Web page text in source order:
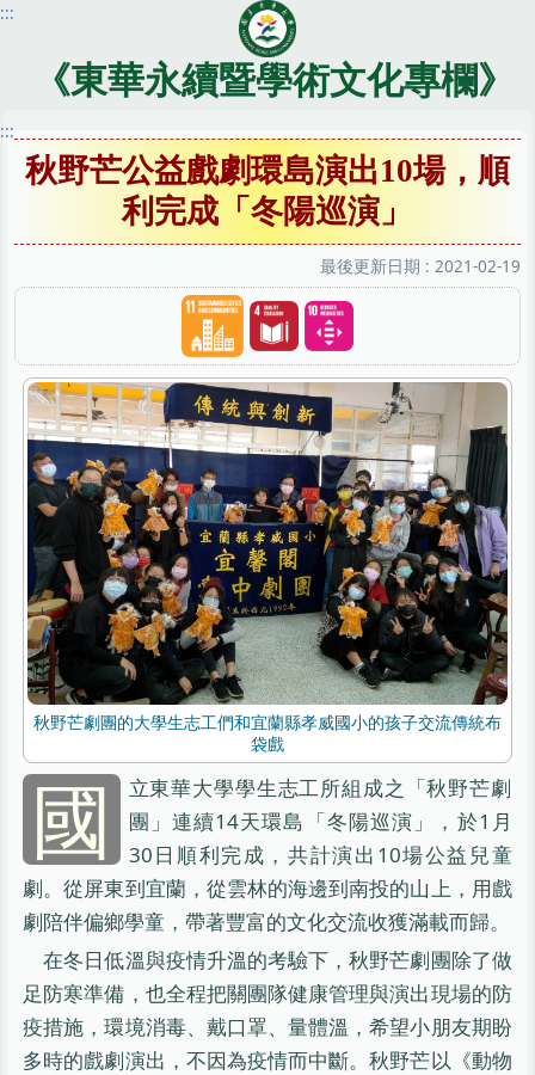
跳
內
區
:::
《東華永續暨學術文化專欄》
:::
秋野芒公益戲劇環島演出10場，順
利完成「冬陽巡演」
最後更新日期 : 2021-02-19
秋野芒劇團的大學生志工們和宜蘭縣孝威國小的孩子交流傳統布
袋戲
國
立東華大學學生志工所組成之「秋野芒劇
團」連續14天環島「冬陽巡演」，於1月
30日順利完成，共計演出10場公益兒童
劇。從屏東到宜蘭，從雲林的海邊到南投的山上，用戲
劇陪伴偏鄉學童，帶著豐富的文化交流收獲滿載而歸。
在冬日低溫與疫情升溫的考驗下，秋野芒劇團除了做
足防寒準備，也全程把關團隊健康管理與演出現場的防
疫措施，環境消毒、戴口罩、量體溫，希望小朋友期盼
多時的戲劇演出，不因為疫情而中斷。秋野芒以《動物